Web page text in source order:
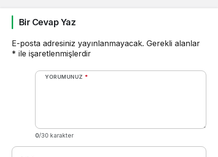
Bir Cevap Yaz
E-posta adresiniz yayınlanmayacak. Gerekli alanlar
* ile işaretlenmişlerdir
YORUMUNUZ *
0/30 karakter